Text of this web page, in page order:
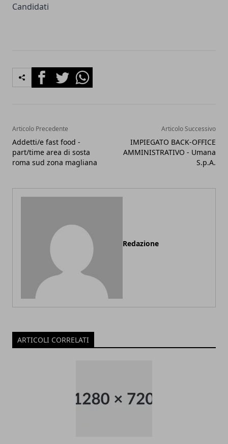
Candidati
FacebookTwitterWhatsapp
Articolo Precedente
Addetti/e fast food -
part/time area di sosta
roma sud zona magliana
Articolo Successivo
IMPIEGATO BACK-OFFICE
AMMINISTRATIVO - Umana
S.p.A.
Redazione
ARTICOLI CORRELATI